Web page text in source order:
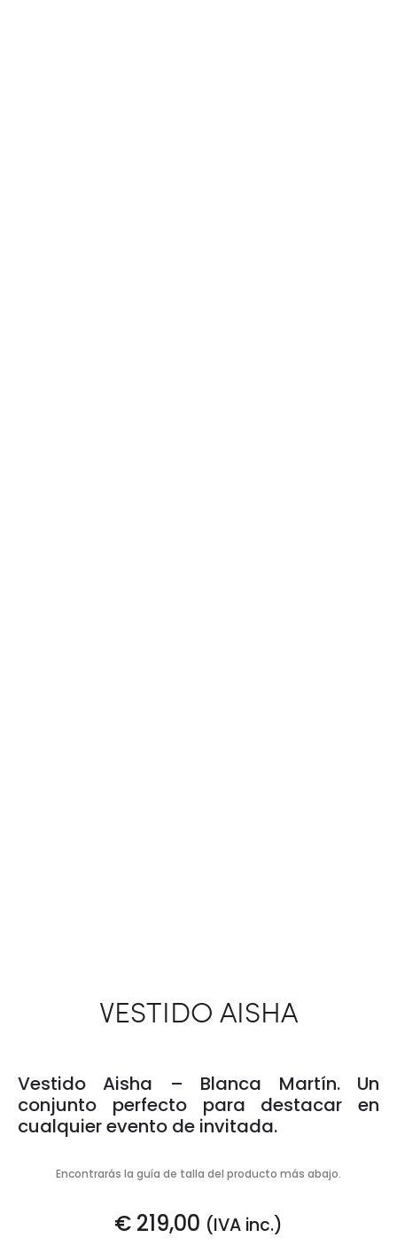
VESTIDO AISHA
Vestido Aisha – Blanca Martín. Un
conjunto perfecto para destacar en
cualquier evento de invitada.
Encontrarás la guía de talla del producto más abajo.
€ 219,00 (IVA inc.)